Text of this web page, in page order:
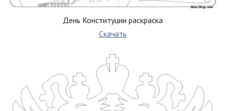
День Конституции раскраска
Скачать